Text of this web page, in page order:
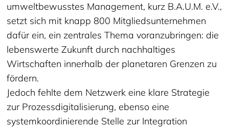
umweltbewusstes Management, kurz B.A.U.M. e.V.,
setzt sich mit knapp 800 Mitgliedsunternehmen
dafür ein, ein zentrales Thema voranzubringen: die
lebenswerte Zukunft durch nachhaltiges
Wirtschaften innerhalb der planetaren Grenzen zu
fördern.
Jedoch fehlte dem Netzwerk eine klare Strategie
zur Prozessdigitalisierung, ebenso eine
systemkoordinierende Stelle zur Integration